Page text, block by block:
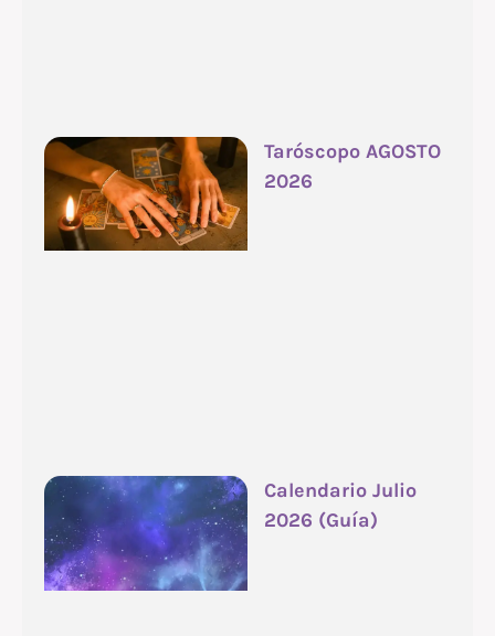
Taróscopo AGOSTO
2026
Calendario Julio
2026 (Guía)